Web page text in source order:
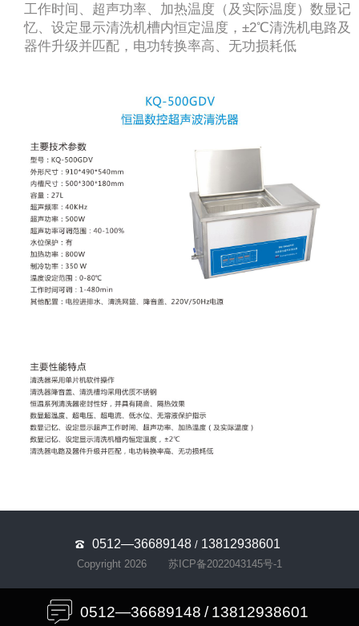
工作时间、超声功率、加热温度（及实际温度）数显记
忆、设定显示清洗机槽内恒定温度，±2℃清洗机电路及
器件升级并匹配，电功转换率高、无功损耗低
0512—36689148 / 13812938601
Copyright 2026 苏ICP备2022043145号-1
0512—36689148 / 13812938601